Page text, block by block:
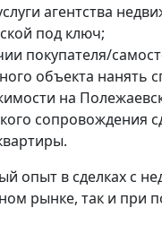
агентства
под ключ;
покупателя/
объекта нанять
на
сопровождения
опыт в сделках с
рынке, так и при